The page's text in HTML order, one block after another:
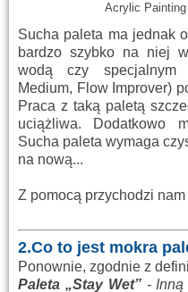
Acrylic
Sucha paleta ma jednak
bardzo szybko na niej
wodą czy specjalnym
Medium, Flow Improver)
Praca z taką paletą
uciążliwa. Dodatkowo
Sucha paleta wymaga
na nową...
Z pomocą przychodzi
2.Co to jest mokra
Ponownie, zgodnie z
Paleta „Stay Wet” -